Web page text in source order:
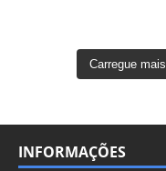
Carregue mais
INFORMAÇÕES